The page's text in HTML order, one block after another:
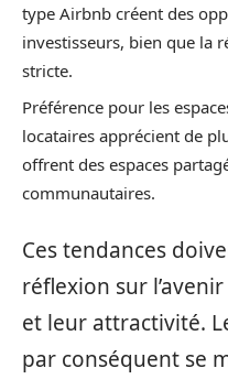
type Airbnb créent des
investisseurs, bien que la
stricte.
Préférence pour les
locataires apprécient de
offrent des espaces
communautaires.
Ces tendances
réflexion sur
et leur attractivité.
par conséquent se